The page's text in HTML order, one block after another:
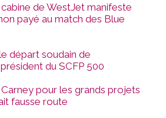
de WestJet manifeste
payé au match des Blue
départ soudain de
du SCFP 500
pour les grands projets
fausse route